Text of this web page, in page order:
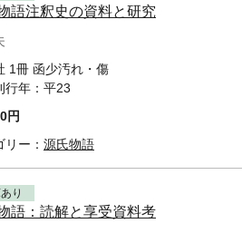
語注釈史の資料と研究
1冊 函少汚れ・傷
年： 平23
円
リー： 源氏物語
り
語：読解と享受資料考